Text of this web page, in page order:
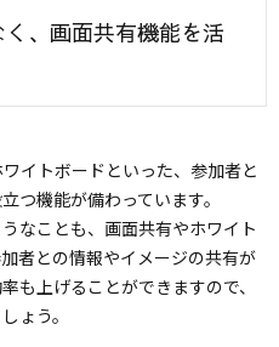
、画面共有機能を活
イトボードといった、参加者と
つ機能が備わっています。
なことも、画面共有やホワイト
者との情報やイメージの共有が
も上げることができますので、
ょう。